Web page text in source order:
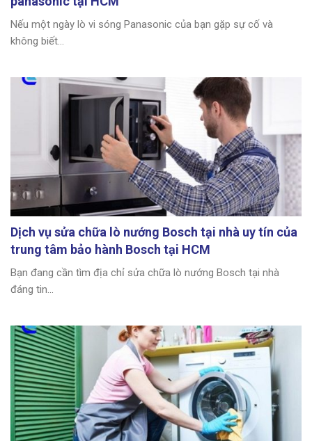
Nếu một ngày lò vi sóng Panasonic của bạn gặp sự cố và
không biết...
Dịch vụ sửa chữa lò nướng Bosch tại nhà uy tín của
trung tâm bảo hành Bosch tại HCM
Bạn đang cần tìm địa chỉ sửa chữa lò nướng Bosch tại nhà
đáng tin...